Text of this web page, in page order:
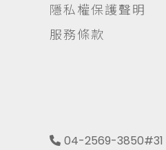
隱私權保護聲明
服務條款
04-2569-3850#31